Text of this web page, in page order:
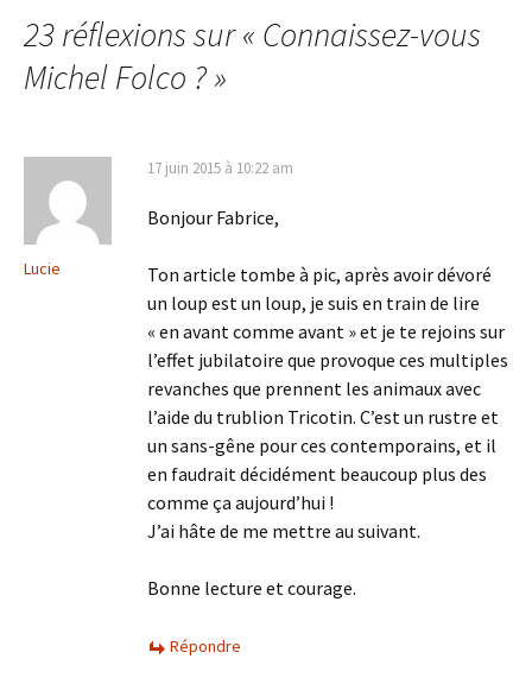
articles
23 réflexions sur « Connaissez-vous
Michel Folco ?»
Lucie
17 juin 2015 à 10:22 am
Bonjour Fabrice,
Ton article tombe à pic, après avoir dévoré
un loup est un loup, je suis en train de lire
« en avant comme avant » et je te rejoins sur
l’effet jubilatoire que provoque ces multiples
revanches que prennent les animaux avec
l’aide du trublion Tricotin. C’est un rustre et
un sans-gêne pour ces contemporains, et il
en faudrait décidément beaucoup plus des
comme ça aujourd’hui !
J’ai hâte de me mettre au suivant.
Bonne lecture et courage.
Répondre